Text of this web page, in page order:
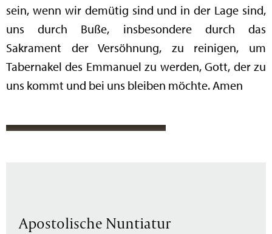
sein, wenn wir demütig sind und in der Lage sind,
uns durch Buße, insbesondere durch das
Sakrament der Versöhnung, zu reinigen, um
Tabernakel des Emmanuel zu werden, Gott, der zu
uns kommt und bei uns bleiben möchte. Amen
Apostolische Nuntiatur